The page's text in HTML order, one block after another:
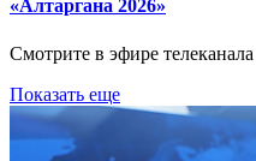
«Алтаргана 2026»
Смотрите в эфире
Показать еще